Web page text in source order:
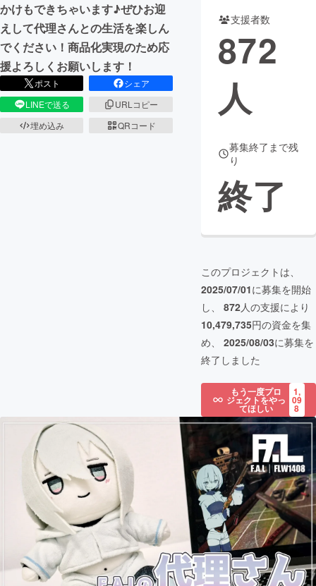
かけもできちゃいます♪ぜひお迎
えして代理さんとの生活を楽しん
でください！商品化実現のため応
援よろしくお願いします！
ポスト
シェア
LINEで送る
URLコピー
埋め込み
QRコード
支援者数
872
人
募集終了まで残
り
終了
このプロジェクトは、
2025/07/01に募集を開始
し、 872人の支援により
10,479,735円の資金を集
め、 2025/08/03に募集を
終了しました
もう一度プロ
ジェクトをやっ
てほしい
1,
09
8